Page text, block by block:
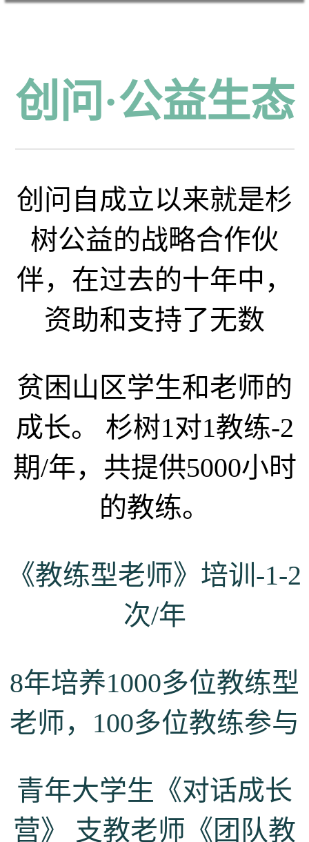
创问·公益生态
创问自成立以来就是杉
树公益的战略合作伙
伴，在过去的十年中，
资助和支持了无数
贫困山区学生和老师的
成长。 杉树1对1教练-2
期/年，共提供5000小时
的教练。
《教练型老师》培训-1-2
次/年
8年培养1000多位教练型
老师，100多位教练参与
青年大学生《对话成长
营》 支教老师《团队教